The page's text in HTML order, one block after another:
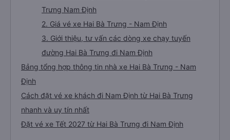
Trưng Nam Định
2. Giá vé xe Hai Bà Trưng - Nam Định
3. Giới thiệu, tư vấn các dòng xe chạy tuyến
đường Hai Bà Trưng đi Nam Định
Bảng tổng hợp thông tin nhà xe Hai Bà Trưng - Nam
Định
Cách đặt vé xe khách đi Nam Định từ Hai Bà Trưng
nhanh và uy tín nhất
Đặt vé xe Tết 2027 từ Hai Bà Trưng đi Nam Định